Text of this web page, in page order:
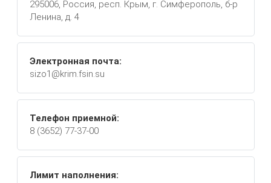
295006, Россия, респ. Крым, г. Симферополь, б-р
Ленина, д. 4
Электронная почта:
sizo1@krim.fsin.su
Телефон приемной:
8 (3652) 77-37-00
Лимит наполнения: